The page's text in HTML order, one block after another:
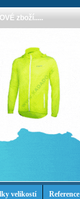
zboží.....
velikostí Reference